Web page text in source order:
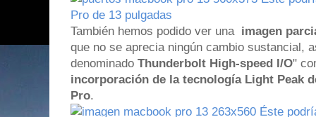
También hemos podido ver una imagen
que no se aprecia ningún cambio sustancial,
denominado Thunderbolt High-speed I/O"
incorporación de la tecnología Light Peak
Pro.